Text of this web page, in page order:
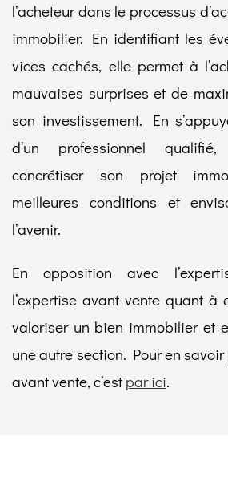
l’acheteur dans le processus
immobilier. En identifiant les
vices cachés, elle permet à
mauvaises surprises et de
son investissement. En
d’un professionnel
concrétiser son projet
meilleures conditions et
l’avenir.
En opposition avec
l’expertise avant vente quant à
valoriser un bien immobilier et
une autre section. Pour en savoir
avant vente, c’est par ici.